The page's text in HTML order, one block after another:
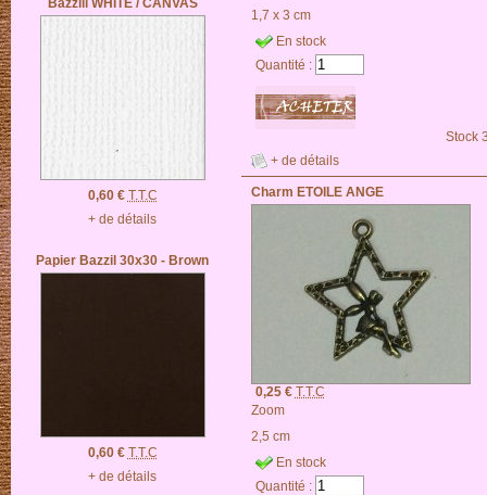
Bazzill WHITE / CANVAS
0,60 € T.T.C
+ de détails
Papier Bazzil 30x30 - Brown
0,60 € T.T.C
+ de détails
1,7 x 3 cm
En stock
Quantité :
Stock
+ de détails
Charm ETOILE ANGE
0,25 € T.T.C
Zoom
2,5 cm
En stock
Quantité :